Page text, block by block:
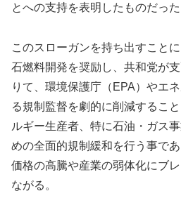
とへの支持を表明したものだった
このスローガンを持ち出すこと
石燃料開発を奨励し、共和党が
りて、環境保護庁（EPA）やエ
る規制監督を劇的に削減するこ
ルギー生産者、特に石油・ガス
めの全面的規制緩和を行う事で
価格の高騰や産業の弱体化にブ
ながる。